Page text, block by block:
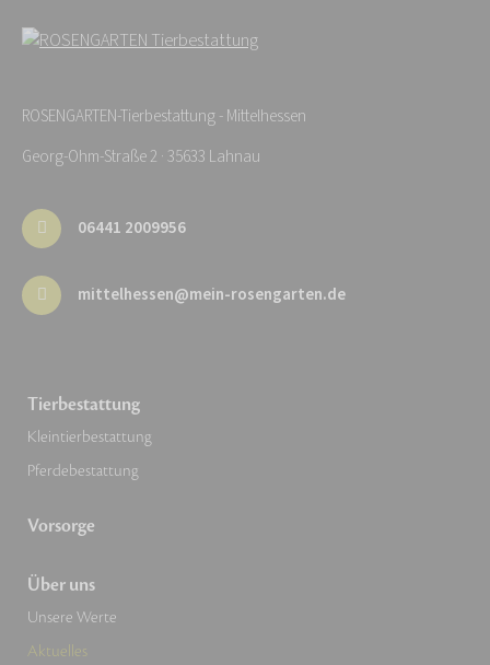
ROSENGARTEN-Tierbestattung - Mittelhessen
Georg-Ohm-Straße 2 · 35633 Lahnau
06441 2009956
mittelhessen@mein-rosengarten.de
Tierbestattung
Kleintierbestattung
Pferdebestattung
Vorsorge
Über uns
Unsere Werte
Aktuelles